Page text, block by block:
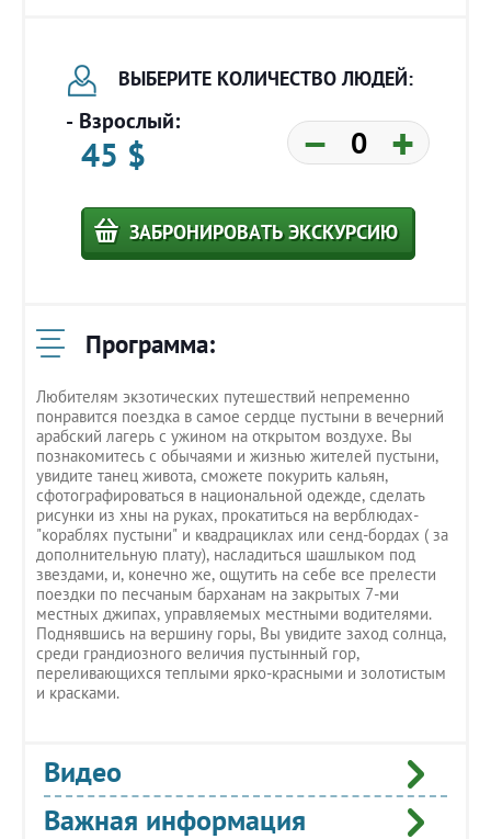
ВЫБЕРИТЕ КОЛИЧЕСТВО ЛЮДЕЙ:
- Взрослый:
45 $ − +
ЗАБРОНИРОВАТЬ ЭКСКУРСИЮ
Программа:
Любителям экзотических путешествий непременно
понравится поездка в самое сердце пустыни в вечерний
арабский лагерь с ужином на открытом воздухе. Вы
познакомитесь с обычаями и жизнью жителей пустыни,
увидите танец живота, сможете покурить кальян,
сфотографироваться в национальной одежде, сделать
рисунки из хны на руках, прокатиться на верблюдах-
"кораблях пустыни" и квадрациклах или сенд-бордах ( за
дополнительную плату), насладиться шашлыком под
звездами, и, конечно же, ощутить на себе все прелести
поездки по песчаным барханам на закрытых 7-ми
местных джипах, управляемых местными водителями.
Поднявшись на вершину горы, Вы увидите заход солнца,
среди грандиозного величия пустынный гор,
переливающихся теплыми ярко-красными и золотистым
и красками.
Видео
Важная информация